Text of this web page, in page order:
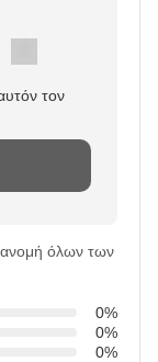
τον
όλων των
0%
0%
0%